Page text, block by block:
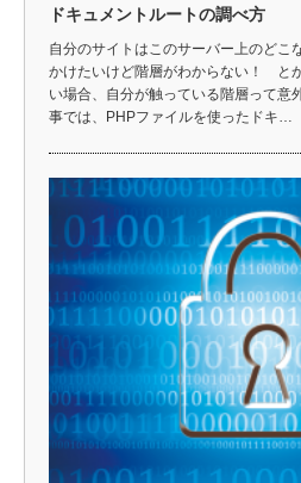
ドキュメントルートの調べ方
自分のサイトはこのサーバー上のど
かけたいけど階層がわからない！ と
い場合、自分が触っている階層って意
事では、PHPファイルを使ったドキ…